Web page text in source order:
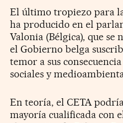
El último tropiezo para
ha producido en el
Valonia (Bélgica), que se
el Gobierno belga
temor a sus
sociales y
En teoría, el CETA
mayoría cualificada con